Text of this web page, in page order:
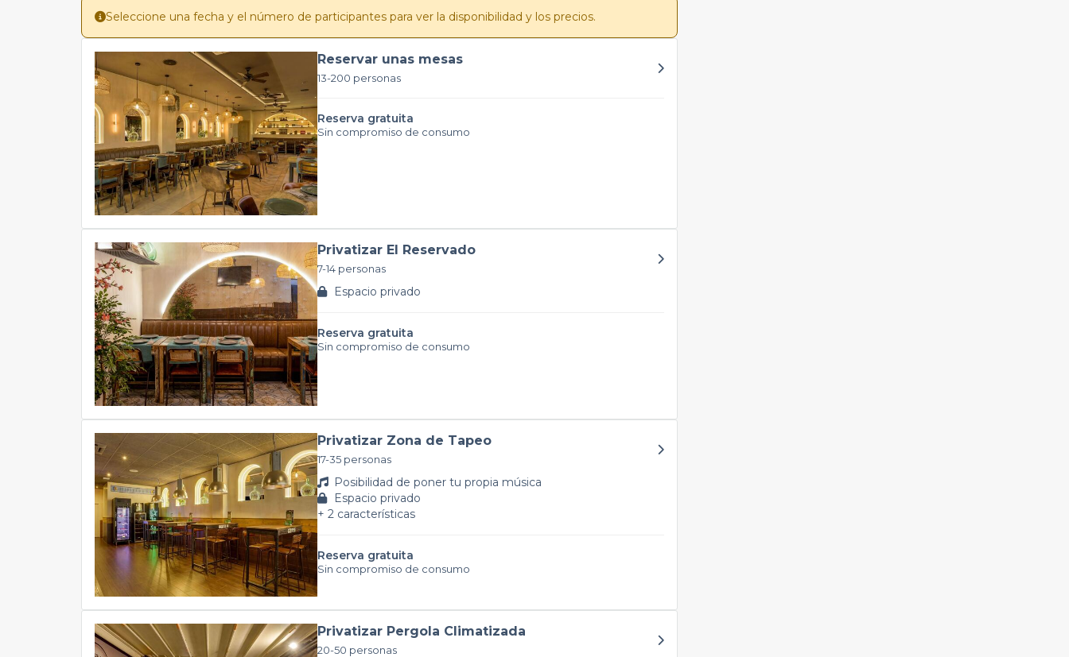
Seleccione una fecha y el número de participantes para ver la disponibilidad y los precios.
Reservar unas mesas
13-200 personas
Reserva gratuita
Sin compromiso de consumo
Privatizar El Reservado
7-14 personas
Espacio privado
Reserva gratuita
Sin compromiso de consumo
Privatizar Zona de Tapeo
17-35 personas
Posibilidad de poner tu propia música
Espacio privado
+ 2 características
Reserva gratuita
Sin compromiso de consumo
Privatizar Pergola Climatizada
20-50 personas